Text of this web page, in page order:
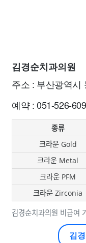
김경순치과의원
주소 : 부산광역시
예약 : 051-526-
김경순치과의원 비급여
종류
크라운 Gold
크라운 Metal
크라운 PFM
크라운 Zirconia
김